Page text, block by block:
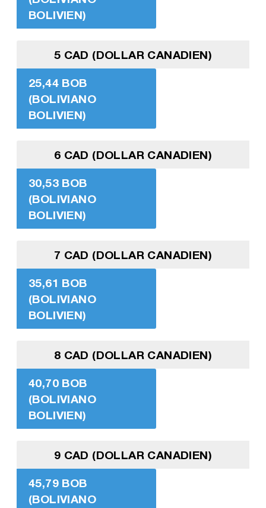
BOLIVIEN)
5 CAD (DOLLAR CANADIEN)
25,44 BOB
(BOLIVIANO
BOLIVIEN)
6 CAD (DOLLAR CANADIEN)
30,53 BOB
(BOLIVIANO
BOLIVIEN)
7 CAD (DOLLAR CANADIEN)
35,61 BOB
(BOLIVIANO
BOLIVIEN)
8 CAD (DOLLAR CANADIEN)
40,70 BOB
(BOLIVIANO
BOLIVIEN)
9 CAD (DOLLAR CANADIEN)
45,79 BOB
(BOLIVIANO